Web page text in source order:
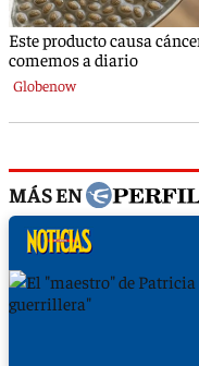
MÁS EN